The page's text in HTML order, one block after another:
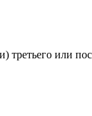
или